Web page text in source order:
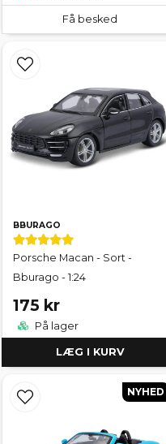
Få besked
BBURAGO
Porsche Macan - Sort -
Bburago - 1:24
175 kr
På lager
LÆG I KURV
NYHED